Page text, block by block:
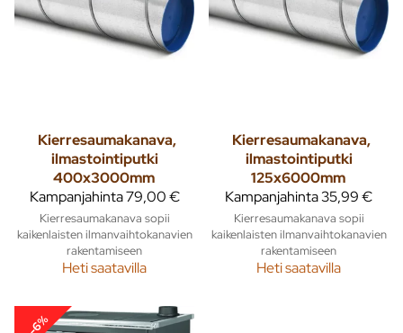
Kierresaumakanava,
ilmastointiputki
400x3000mm
Kampanjahinta79,00 €
Kierresaumakanava sopii
kaikenlaisten ilmanvaihtokanavien
rakentamiseen
Heti saatavilla
Kierresaumakanava,
ilmastointiputki
125x6000mm
Kampanjahinta35,99 €
Kierresaumakanava sopii
kaikenlaisten ilmanvaihtokanavien
rakentamiseen
Heti saatavilla
-6%